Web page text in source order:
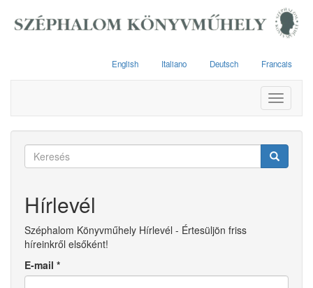
English Italiano Deutsch Francais
Toggle
Keresés
Hírlevél
Széphalom Könyvműhely Hírlevél - Értesüljön friss
híreinkről elsőként!
E-mail *